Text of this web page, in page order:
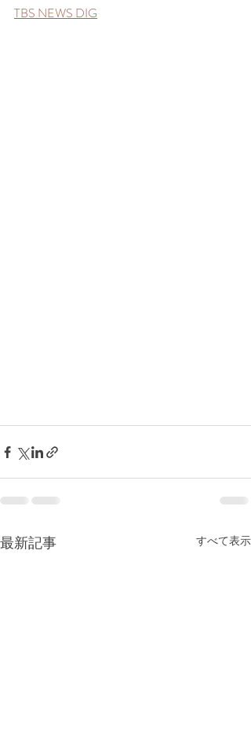
TBS NEWS DIG
最新記事 すべて表示